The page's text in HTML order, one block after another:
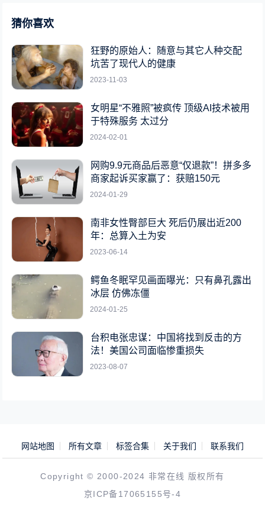
猜你喜欢
狂野的原始人：随意与其它人种交配
坑苦了现代人的健康
2023-11-03
女明星“不雅照”被疯传 顶级AI技术被用
于特殊服务 太过分
2024-02-01
网购9.9元商品后恶意“仅退款”！拼多多
商家起诉买家赢了：获赔150元
2024-01-29
南非女性臀部巨大 死后仍展出近200
年：总算入土为安
2023-06-14
鳄鱼冬眠罕见画面曝光：只有鼻孔露出
冰层 仿佛冻僵
2024-01-25
台积电张忠谋：中国将找到反击的方
法！美国公司面临惨重损失
2023-08-07
网站地图 所有文章 标签合集 关于我们 联系我们
Copyright © 2000-2024 非常在线 版权所有
京ICP备17065155号-4